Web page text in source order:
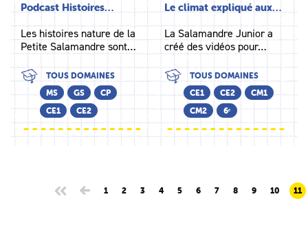
Podcast Histoires…
Les histoires nature de la
Petite Salamandre sont…
TOUS DOMAINES
MS
GS
CP
CE1
CE2
Le climat expliqué aux…
La Salamandre Junior a
créé des vidéos pour…
TOUS DOMAINES
CE1
CE2
CM1
CM2
6ᵉ
1 2 3 4 5 6 7 8 9 10 11